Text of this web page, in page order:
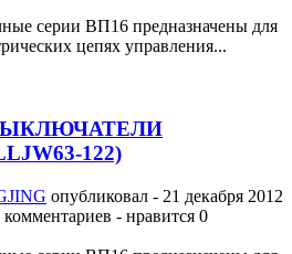
серии ВП16 предназначены для
цепях управления...
122)
опубликовал - 21 декабря 2012
- нравится 0